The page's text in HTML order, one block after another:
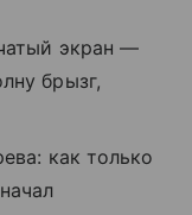
экран —
брызг,
как только